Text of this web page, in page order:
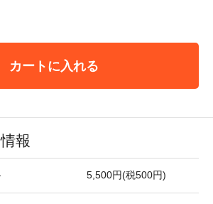
カートに入れる
報
5,500円(税500円)